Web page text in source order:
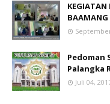
KEGIATAN
Pedoman
Palangka
Juli 04,